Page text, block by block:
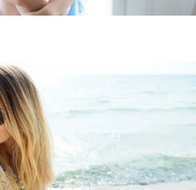
y pediátrica